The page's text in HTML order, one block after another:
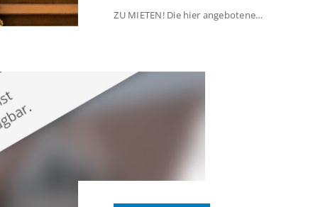
ZU MIETEN! Die hier angebotene
in begehrter Wohnlage von Krefeld-Bockum.